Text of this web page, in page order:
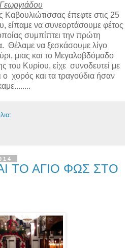
Καβουλιώτισσας έπεφτε στις 25
είπαμε να συνεορτάσουμε φέτος
συμπίπτει την πρώτη
Θέλαμε να ξεσκάσουμε λίγο
μιας και το Μεγαλοβδόμαδο
του Κυρίου, είχε συνοδευτεί με
ο χορός και τα τραγούδια ήσαν
ΤΟ ΑΓΙΟ ΦΩΣ ΣΤΟ